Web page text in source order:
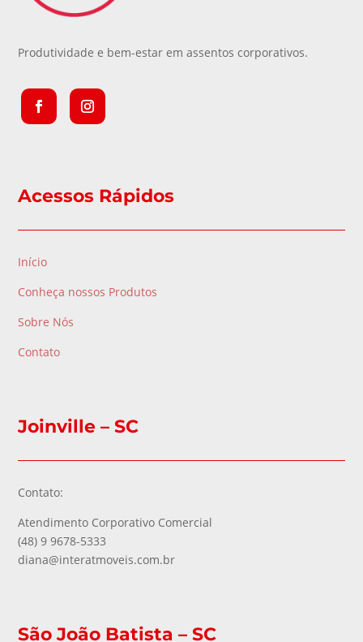
Produtividade e bem-estar em assentos corporativos.
Acessos Rápidos
Início
Conheça nossos Produtos
Sobre Nós
Contato
Joinville – SC
Contato:
Atendimento Corporativo Comercial
(48) 9 9678-5333
diana@interatmoveis.com.br
São João Batista – SC